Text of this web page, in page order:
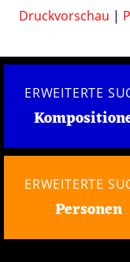
Druckvorschau |
ERWEITERTE
ERWEITERTE
Personen